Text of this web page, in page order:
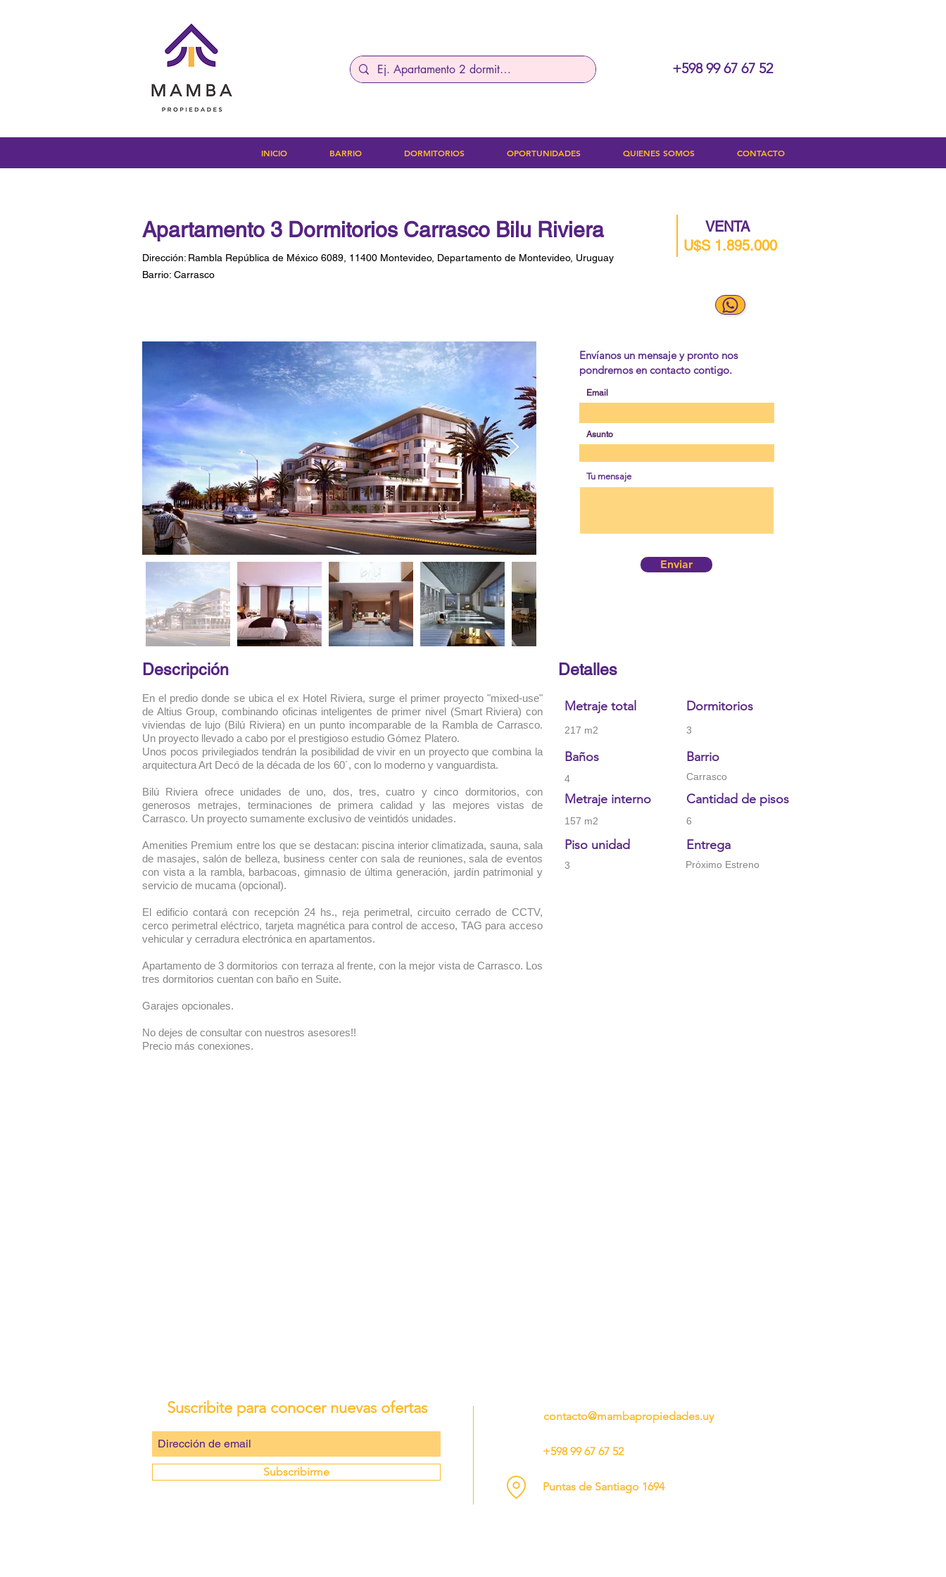
+598 99 67 67 52
Apartamento 3 Dormitorios Carrasco Bilu Riviera VENTA
Dirección: Rambla República de México 6089, 11400 Montevideo, Departamento de Montevideo, Uruguay
U$S 1.895.000
Barrio: Carrasco
Envíanos un mensaje y pronto nos
pondremos en contacto contigo.
Email
Asunto
Tu mensaje
Enviar
Descripción Detalles
En el predio donde se ubica el ex Hotel Riviera, surge el primer proyecto "mixed-use"
de Altius Group, combinando oficinas inteligentes de primer nivel (Smart Riviera) con
viviendas de lujo (Bilú Riviera) en un punto incomparable de la Rambla de Carrasco.
Un proyecto llevado a cabo por el prestigioso estudio Gómez Platero.
Unos pocos privilegiados tendrán la posibilidad de vivir en un proyecto que combina la
arquitectura Art Decó de la década de los 60´, con lo moderno y vanguardista.
Bilú Riviera ofrece unidades de uno, dos, tres, cuatro y cinco dormitorios, con
generosos metrajes, terminaciones de primera calidad y las mejores vistas de
Carrasco. Un proyecto sumamente exclusivo de veintidós unidades.
Amenities Premium entre los que se destacan: piscina interior climatizada, sauna, sala
de masajes, salón de belleza, business center con sala de reuniones, sala de eventos
con vista a la rambla, barbacoas, gimnasio de última generación, jardín patrimonial y
servicio de mucama (opcional).
El edificio contará con recepción 24 hs., reja perimetral, circuito cerrado de CCTV,
cerco perimetral eléctrico, tarjeta magnética para control de acceso, TAG para acceso
vehicular y cerradura electrónica en apartamentos.
Apartamento de 3 dormitorios con terraza al frente, con la mejor vista de Carrasco. Los
tres dormitorios cuentan con baño en Suite.
Garajes opcionales.
No dejes de consultar con nuestros asesores!!
Precio más conexiones.
Metraje total
217 m2
Baños
4
Metraje interno
157 m2
Piso unidad
3
Dormitorios
3
Barrio
Carrasco
Cantidad de pisos
6
Entrega
Próximo Estreno
INICIO BARRIO DORMITORIOS OPORTUNIDADES QUIENES SOMOS CONTACTO
Suscribite para conocer nuevas ofertas
Subscribirme
contacto@mambapropiedades.uy
+598 99 67 67 52
Puntas de Santiago 1694